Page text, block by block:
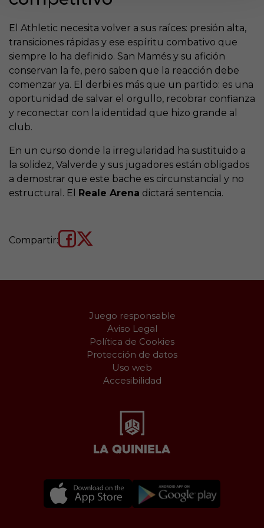
El Athletic necesita volver a sus raíces: presión alta,
transiciones rápidas y ese espíritu combativo que
siempre lo ha definido. San Mamés y su afición
conservan la fe, pero saben que la reacción debe
comenzar ya. El derbi es más que un partido: es una
oportunidad de salvar el orgullo, recobrar confianza
y reconectar con la identidad que hizo grande al
club.
En un curso donde la irregularidad ha sustituido a
la solidez, Valverde y sus jugadores están obligados
a demostrar que este bache es circunstancial y no
estructural. El
Reale Arena dictará sentencia.
Compartir:
Juego responsable
Aviso Legal
Política de Cookies
Protección de datos
Uso web
Accesibilidad